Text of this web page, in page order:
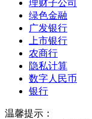
理财子公司
绿色金融
广发银行
上市银行
农商行
隐私计算
数字人民币
银行
温馨提示：